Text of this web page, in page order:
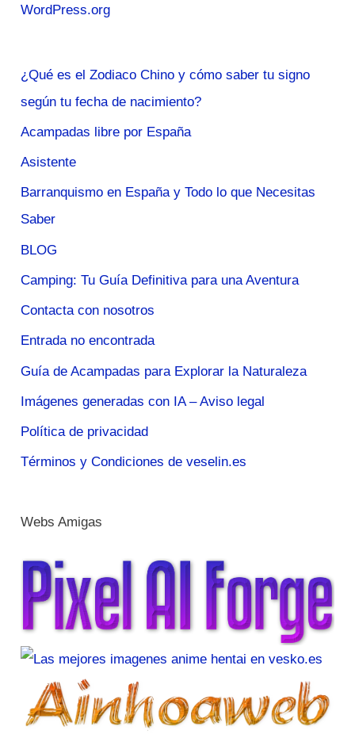
WordPress.org
¿Qué es el Zodiaco Chino y cómo saber tu signo
según tu fecha de nacimiento?
Acampadas libre por España
Asistente
Barranquismo en España y Todo lo que Necesitas
Saber
BLOG
Camping: Tu Guía Definitiva para una Aventura
Contacta con nosotros
Entrada no encontrada
Guía de Acampadas para Explorar la Naturaleza
Imágenes generadas con IA – Aviso legal
Política de privacidad
Términos y Condiciones de veselin.es
Webs Amigas